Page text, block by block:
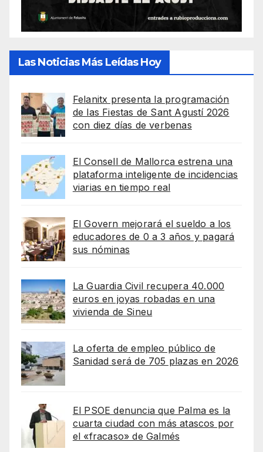
Las Noticias Más Leídas Hoy
Felanitx presenta la programación
de las Fiestas de Sant Agustí 2026
con diez días de verbenas
El Consell de Mallorca estrena una
plataforma inteligente de incidencias
viarias en tiempo real
El Govern mejorará el sueldo a los
educadores de 0 a 3 años y pagará
sus nóminas
La Guardia Civil recupera 40.000
euros en joyas robadas en una
vivienda de Sineu
La oferta de empleo público de
Sanidad será de 705 plazas en 2026
El PSOE denuncia que Palma es la
cuarta ciudad con más atascos por
el «fracaso» de Galmés